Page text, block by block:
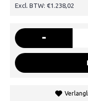
Excl. BTW: €1.238,02
-